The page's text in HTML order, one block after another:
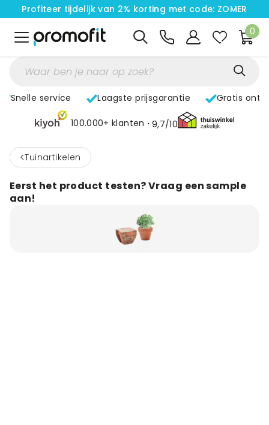
Profiteer tijdelijk van 2% korting met code: ZOMER
0
Snelle service Laagste prijsgarantie Gratis
100.000+ klanten 9,7/10
< Tuinartikelen
Eerst het product testen? Vraag een sample
aan!